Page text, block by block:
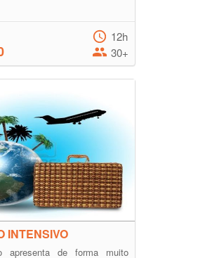
12h
30+
INTENSIVO
apresenta de forma muito